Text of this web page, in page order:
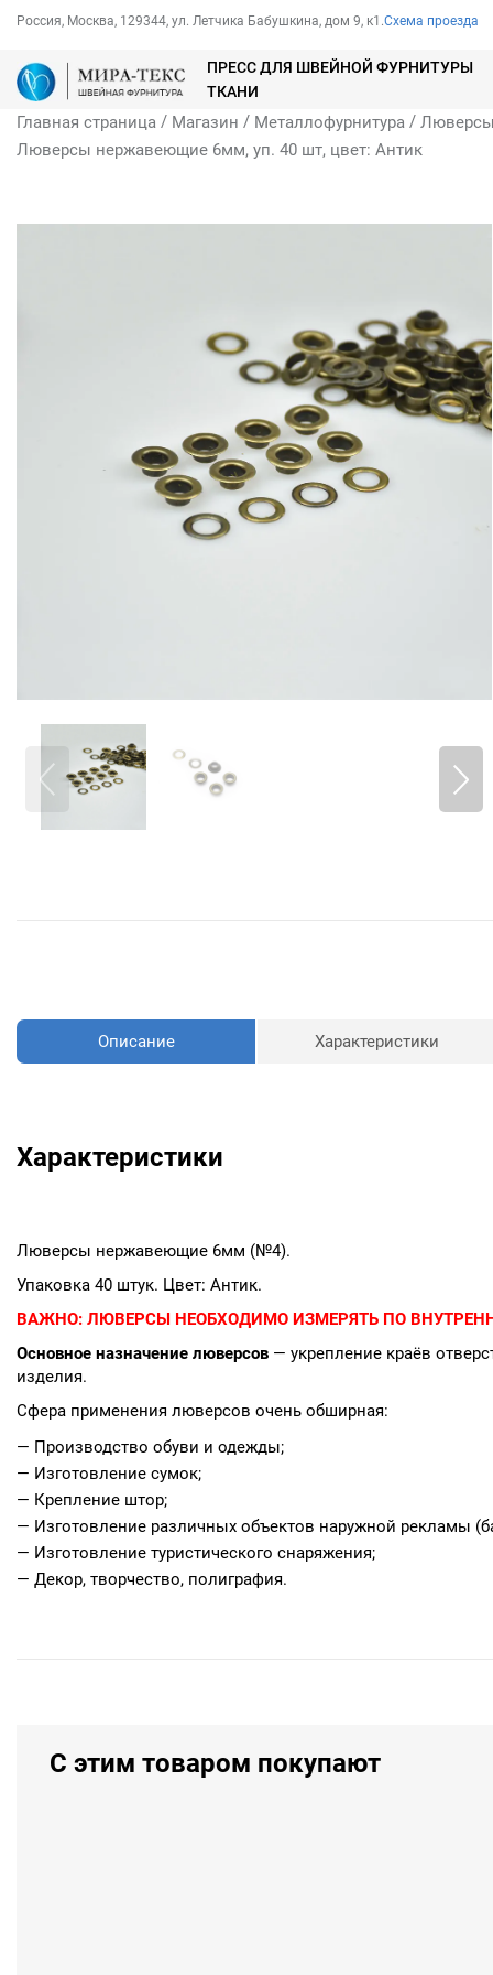
Россия, Москва, 129344, ул. Летчика Бабушкина, дом 9, к1.Схема проезда
ПРЕСС ДЛЯ ШВЕЙНОЙ ФУРНИТУРЫ
ТКАНИ
Главная страница / Магазин / Металлофурнитура / Люверсы
Люверсы нержавеющие 6мм, уп. 40 шт, цвет: Антик
Описание Характеристики
Характеристики
Люверсы нержавеющие 6мм (№4).
Упаковка 40 штук. Цвет: Антик.
ВАЖНО: ЛЮВЕРСЫ НЕОБХОДИМО ИЗМЕРЯТЬ ПО
Основное назначение люверсов — укрепление краёв
изделия.
Сфера применения люверсов очень обширная:
— Производство обуви и одежды;
— Изготовление сумок;
— Крепление штор;
— Изготовление различных объектов наружной рекламы
— Изготовление туристического снаряжения;
— Декор, творчество, полиграфия.
С этим товаром покупают